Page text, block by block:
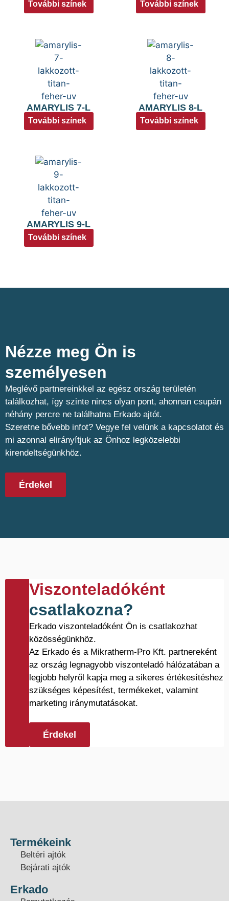
További színek További színek
AMARYLIS 7-L
További színek
AMARYLIS 8-L
További színek
AMARYLIS 9-L
További színek
Nézze meg Ön is
személyesen​
Meglévő partnereinkkel az egész ország területén
találkozhat, így szinte nincs olyan pont, ahonnan csupán
néhány percre ne találhatna Erkado ajtót.
Szeretne bővebb infot? Vegye fel velünk a kapcsolatot és
mi azonnal elirányítjuk az Önhoz legközelebbi
kirendeltségünkhöz.
Érdekel
Viszonteladóként
csatlakozna?
Erkado viszonteladóként Ön is csatlakozhat
közösségünkhöz.
Az Erkado és a Mikratherm-Pro Kft. partnereként
az ország legnagyobb viszonteladó hálózatában a
legjobb helyről kapja meg a sikeres értékesítéshez
szükséges képesítést, termékeket, valamint
marketing iránymutatásokat.
Érdekel
Termékeink
Beltéri ajtók
Bejárati ajtók
Erkado